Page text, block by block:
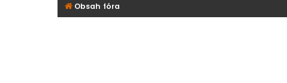
Obsah fóra